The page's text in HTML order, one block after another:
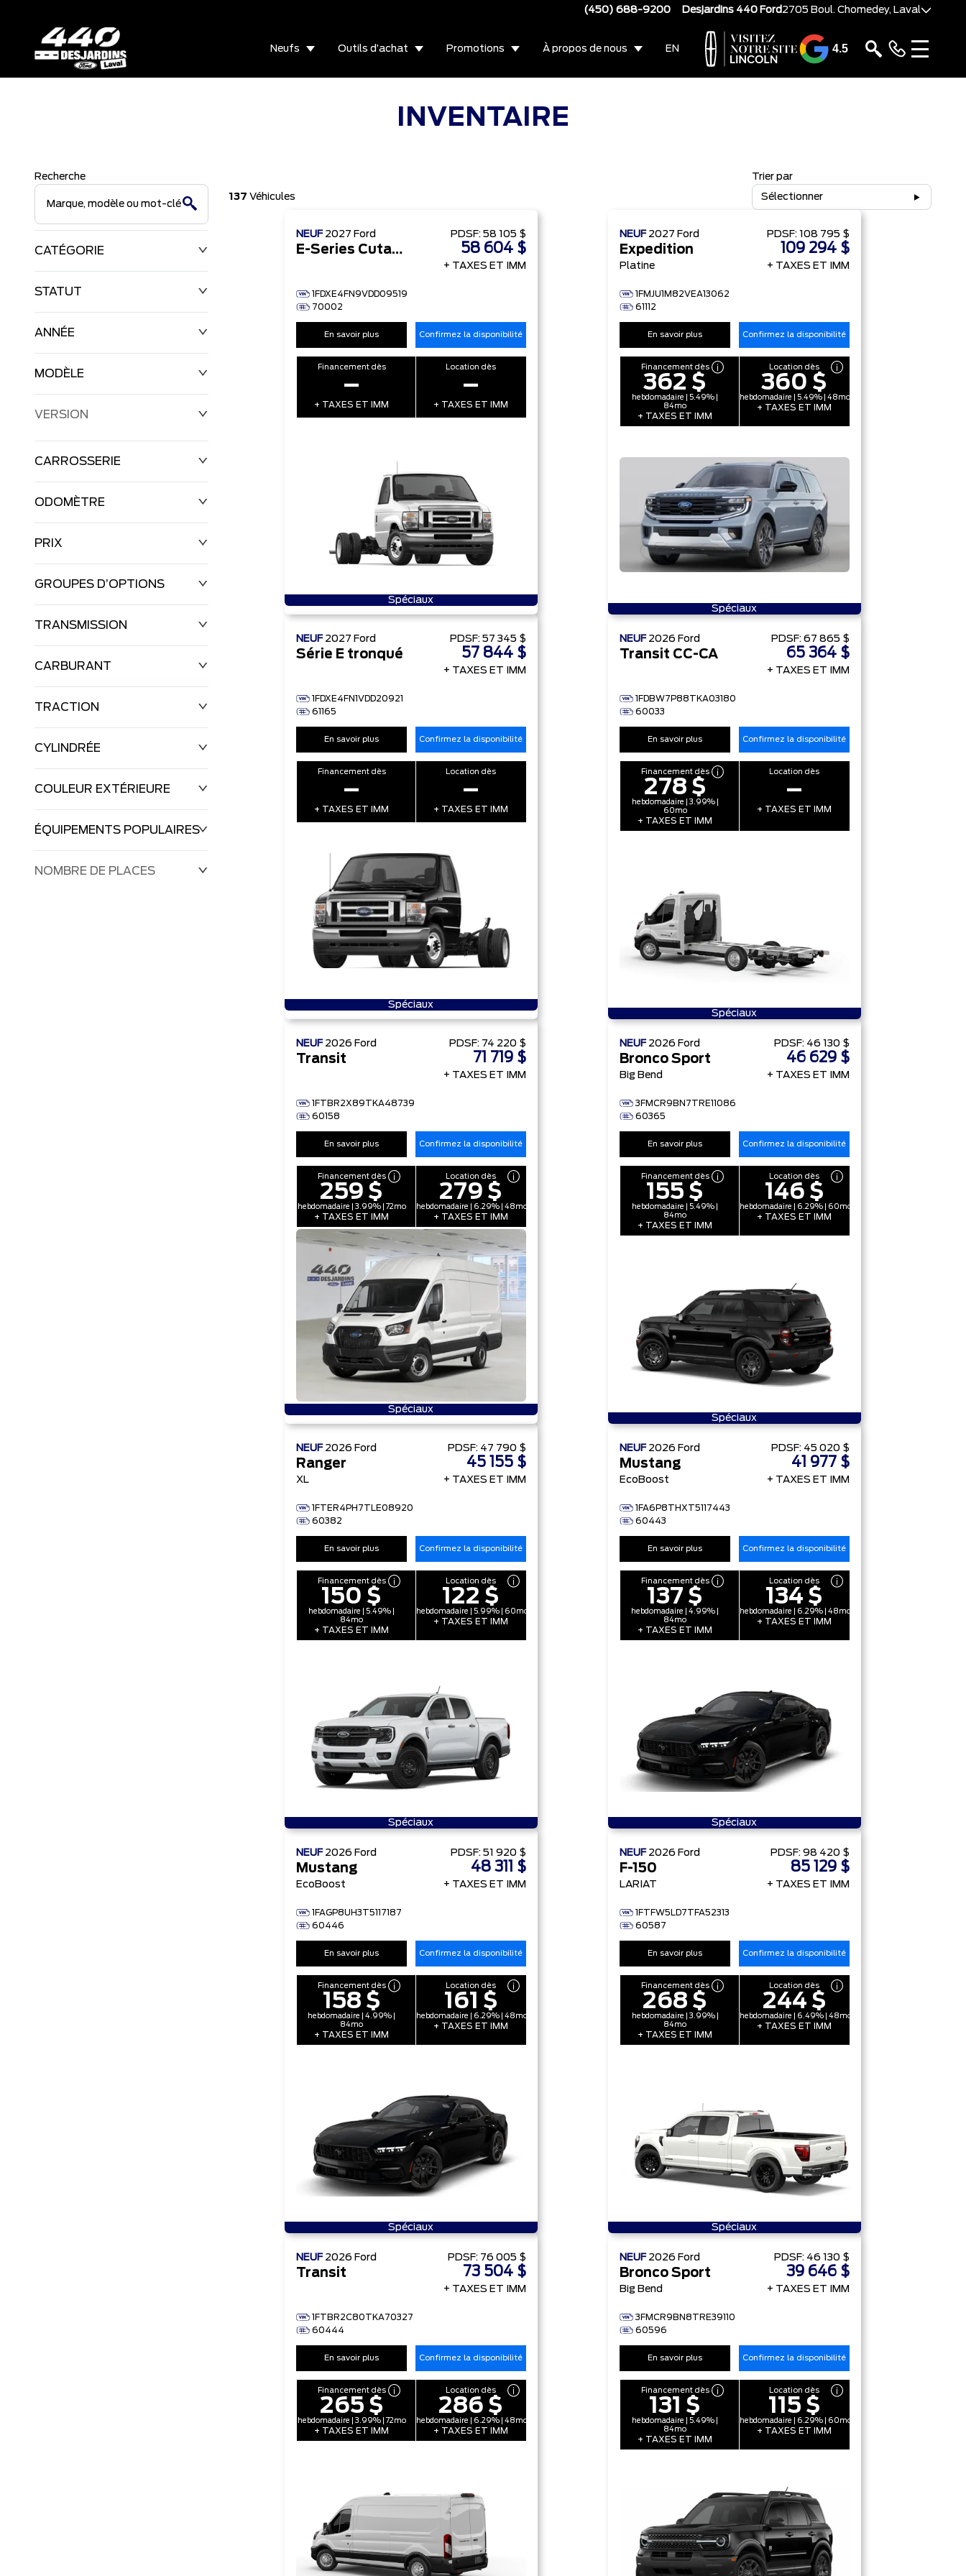
(450) 688-9200 Desjardins 440 Ford2705 Boul. Chomedey, Laval
Neufs Outils d’achat Promotions À propos de nous EN 4.5
INVENTAIRE
Recherche
CATÉGORIE
STATUT
ANNÉE
MODÈLE
VERSION
CARROSSERIE
ODOMÈTRE
0 km
PRIX
0 $ 159 264 $
GROUPES D’OPTIONS
TRANSMISSION
CARBURANT
TRACTION
CYLINDRÉE
COULEUR EXTÉRIEURE
ÉQUIPEMENTS POPULAIRES
NOMBRE DE PLACES
137 Véhicules
Trier par
Sélectionner
NEUF 2027 Ford
E-Series Cutaway
1FDXE4FN9VDD09519
70002
PDSF: 58 105 $
58 604 $
+ TAXES ET IMM
En savoir plus Confirmez la disponibilité
Financement dès
–
+ TAXES ET IMM
Location dès
–
+ TAXES ET IMM
Spéciaux
NEUF 2027 Ford
Expedition
Platine
1FMJU1M82VEA13062
61112
PDSF: 108 795 $
109 294 $
+ TAXES ET IMM
En savoir plus Confirmez la disponibilité
Financement dès
362 $
hebdomadaire | 5.49% |
84mo
+ TAXES ET IMM
Location dès
360 $
hebdomadaire | 5.49% | 48mo
+ TAXES ET IMM
Spéciaux
NEUF 2027 Ford
Série E tronqué
1FDXE4FN1VDD20921
61165
PDSF: 57 345 $
57 844 $
+ TAXES ET IMM
En savoir plus Confirmez la disponibilité
Financement dès
–
+ TAXES ET IMM
Location dès
–
+ TAXES ET IMM
Spéciaux
NEUF 2026 Ford
Transit CC-CA
1FDBW7P88TKA03180
60033
PDSF: 67 865 $
65 364 $
+ TAXES ET IMM
En savoir plus Confirmez la disponibilité
Financement dès
278 $
hebdomadaire | 3.99% |
60mo
+ TAXES ET IMM
Location dès
–
+ TAXES ET IMM
Spéciaux
NEUF 2026 Ford
Transit
1FTBR2X89TKA48739
60158
PDSF: 74 220 $
71 719 $
+ TAXES ET IMM
En savoir plus Confirmez la disponibilité
Financement dès
259 $
hebdomadaire | 3.99% | 72mo
+ TAXES ET IMM
Location dès
279 $
hebdomadaire | 6.29% | 48mo
+ TAXES ET IMM
Spéciaux
NEUF 2026 Ford
Bronco Sport
Big Bend
3FMCR9BN7TRE11086
60365
PDSF: 46 130 $
46 629 $
+ TAXES ET IMM
En savoir plus Confirmez la disponibilité
Financement dès
155 $
hebdomadaire | 5.49% |
84mo
+ TAXES ET IMM
Location dès
146 $
hebdomadaire | 6.29% | 60mo
+ TAXES ET IMM
Spéciaux
NEUF 2026 Ford
Ranger
XL
1FTER4PH7TLE08920
60382
PDSF: 47 790 $
45 155 $
+ TAXES ET IMM
En savoir plus Confirmez la disponibilité
Financement dès
150 $
hebdomadaire | 5.49% |
84mo
+ TAXES ET IMM
Location dès
122 $
hebdomadaire | 5.99% | 60mo
+ TAXES ET IMM
Spéciaux
NEUF 2026 Ford
Mustang
EcoBoost
1FA6P8THXT5117443
60443
PDSF: 45 020 $
41 977 $
+ TAXES ET IMM
En savoir plus Confirmez la disponibilité
Financement dès
137 $
hebdomadaire | 4.99% |
84mo
+ TAXES ET IMM
Location dès
134 $
hebdomadaire | 6.29% | 48mo
+ TAXES ET IMM
Spéciaux
NEUF 2026 Ford
Mustang
EcoBoost
1FAGP8UH3T5117187
60446
PDSF: 51 920 $
48 311 $
+ TAXES ET IMM
En savoir plus Confirmez la disponibilité
Financement dès
158 $
hebdomadaire | 4.99% |
84mo
+ TAXES ET IMM
Location dès
161 $
hebdomadaire | 6.29% | 48mo
+ TAXES ET IMM
Spéciaux
NEUF 2026 Ford
F-150
LARIAT
1FTFW5LD7TFA52313
60587
PDSF: 98 420 $
85 129 $
+ TAXES ET IMM
En savoir plus Confirmez la disponibilité
Financement dès
268 $
hebdomadaire | 3.99% |
84mo
+ TAXES ET IMM
Location dès
244 $
hebdomadaire | 6.49% | 48mo
+ TAXES ET IMM
Spéciaux
NEUF 2026 Ford
Transit
1FTBR2C80TKA70327
60444
PDSF: 76 005 $
73 504 $
+ TAXES ET IMM
En savoir plus Confirmez la disponibilité
Financement dès
265 $
hebdomadaire | 3.99% | 72mo
+ TAXES ET IMM
Location dès
286 $
hebdomadaire | 6.29% | 48mo
+ TAXES ET IMM
NEUF 2026 Ford
Bronco Sport
Big Bend
3FMCR9BN8TRE39110
60596
PDSF: 46 130 $
39 646 $
+ TAXES ET IMM
En savoir plus Confirmez la disponibilité
Financement dès
131 $
hebdomadaire | 5.49% |
84mo
+ TAXES ET IMM
Location dès
115 $
hebdomadaire | 6.29% | 60mo
+ TAXES ET IMM